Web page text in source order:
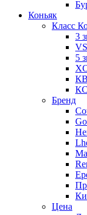
Коньяк
Класс
3
5
КВ
КС
Бренд
Цена